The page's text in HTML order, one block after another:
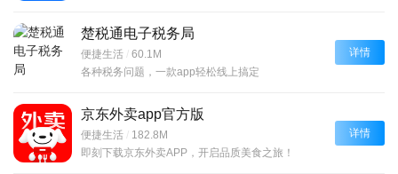
楚税通电子税务局
便捷生活
60.1M
各种税务问题，一款app轻松线上搞定
详情
京东外卖app官方版
便捷生活
182.8M
即刻下载京东外卖APP，开启品质美食之旅！
详情